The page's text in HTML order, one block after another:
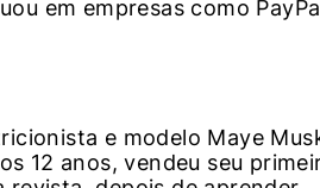
em empresas como
e modelo Maye
12 anos, vendeu seu